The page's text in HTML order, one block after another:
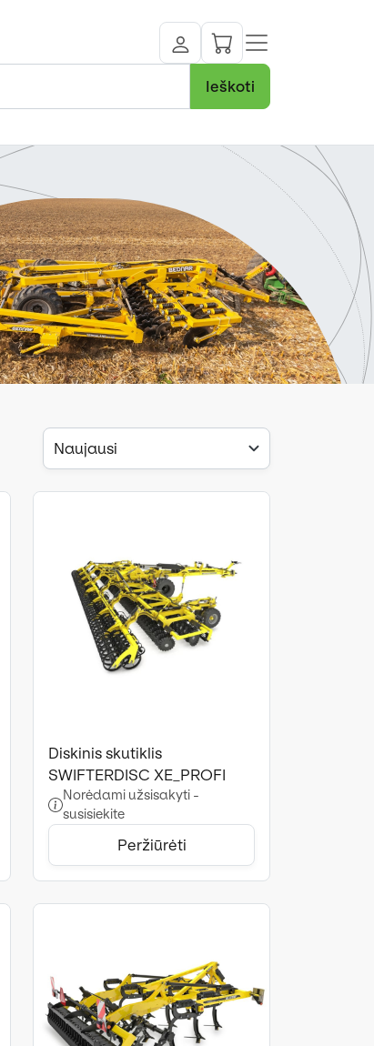
Ieškoti
Naujausi
Diskinis skutiklis
SWIFTERDISC XE_PROFI
Norėdami užsisakyti -
susisiekite
Peržiūrėti